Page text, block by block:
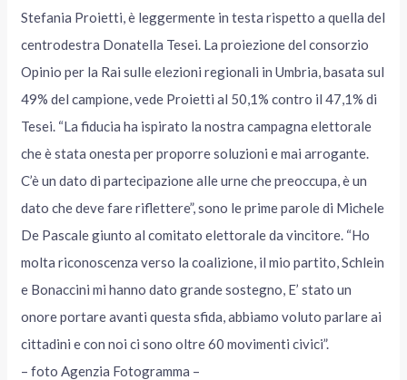
Stefania Proietti, è leggermente in testa rispetto a quella del
centrodestra Donatella Tesei. La proiezione del consorzio
Opinio per la Rai sulle elezioni regionali in Umbria, basata sul
49% del campione, vede Proietti al 50,1% contro il 47,1% di
Tesei. “La fiducia ha ispirato la nostra campagna elettorale
che è stata onesta per proporre soluzioni e mai arrogante.
C’è un dato di partecipazione alle urne che preoccupa, è un
dato che deve fare riflettere”, sono le prime parole di Michele
De Pascale giunto al comitato elettorale da vincitore. “Ho
molta riconoscenza verso la coalizione, il mio partito, Schlein
e Bonaccini mi hanno dato grande sostegno, E’ stato un
onore portare avanti questa sfida, abbiamo voluto parlare ai
cittadini e con noi ci sono oltre 60 movimenti civici”.
– foto Agenzia Fotogramma –